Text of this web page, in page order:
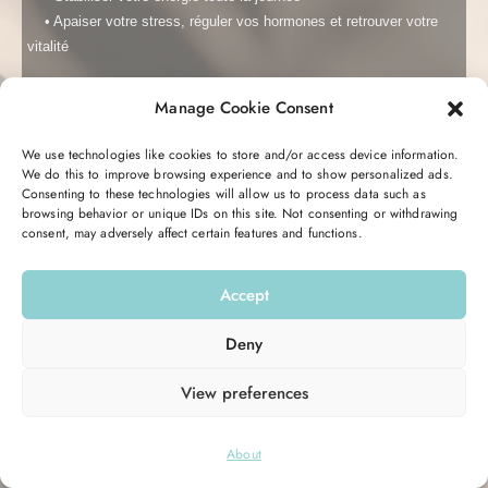
Manage Cookie Consent
We use technologies like cookies to store and/or access device information.
We do this to improve browsing experience and to show personalized ads.
Consenting to these technologies will allow us to process data such as
browsing behavior or unique IDs on this site. Not consenting or withdrawing
consent, may adversely affect certain features and functions.
Accept
Deny
View preferences
About
Me garder connecté Mot de passe oublié ?
Se connecter
Vous n’avez pas de compte ? S’inscrire maintenant
Hello Good Shape
• Apaiser votre stress, réguler vos hormones et retrouver votre
vitalité
C’est totalement gratuit et transformant.
Vous recevrez pendant 5 jours un email avec des conseils, des
astuces, et une action à réaliser pour retrouver votre équilibre
hormonal et votre énergie.
Entrez votre email ici pour commencer :